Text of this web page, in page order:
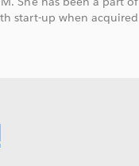
start-up when acquired